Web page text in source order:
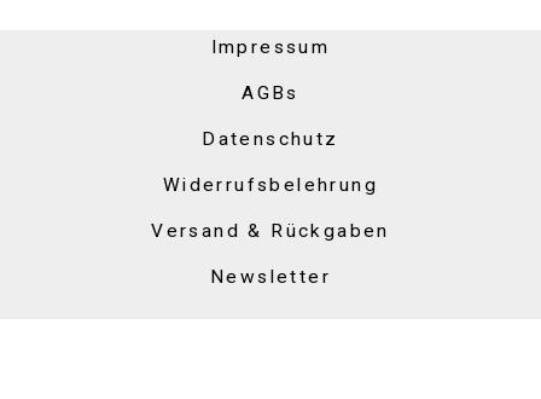
Impressum
AGBs
Datenschutz
Widerrufsbelehrung
Versand & Rückgaben
Newsletter